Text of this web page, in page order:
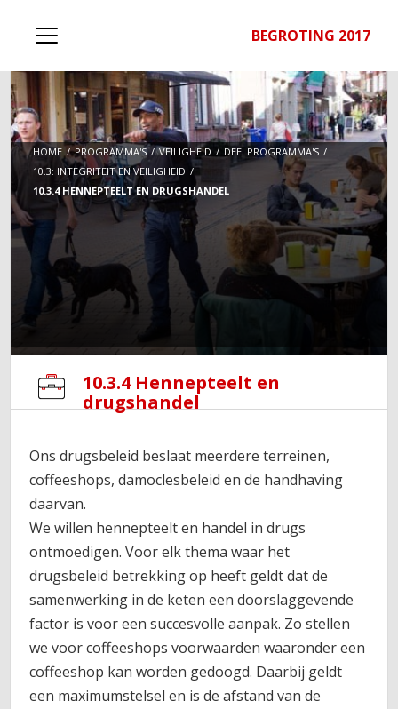
BEGROTING 2017
HOME PROGRAMMA'S VEILIGHEID
DEELPROGRAMMA'S
10.3: INTEGRITEIT EN VEILIGHEID
10.3.4 HENNEPTEELT EN DRUGSHANDEL
10.3.4 Hennepteelt en
drugshandel
Ons drugsbeleid beslaat meerdere terreinen,
coffeeshops, damoclesbeleid en de handhaving
daarvan.
We willen hennepteelt en handel in drugs
ontmoedigen. Voor elk thema waar het
drugsbeleid betrekking op heeft geldt dat de
samenwerking in de keten een doorslaggevende
factor is voor een succesvolle aanpak. Zo stellen
we voor coffeeshops voorwaarden waaronder een
coffeeshop kan worden gedoogd. Daarbij geldt
een maximumstelsel en is de afstand van de